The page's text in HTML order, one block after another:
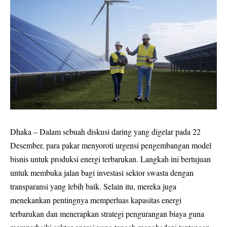
Dhaka – Dalam sebuah diskusi daring yang digelar pada 22
Desember, para pakar menyoroti urgensi pengembangan model
bisnis untuk produksi energi terbarukan. Langkah ini bertujuan
untuk membuka jalan bagi investasi sektor swasta dengan
transparansi yang lebih baik. Selain itu, mereka juga
menekankan pentingnya memperluas kapasitas energi
terbarukan dan menerapkan strategi pengurangan biaya guna